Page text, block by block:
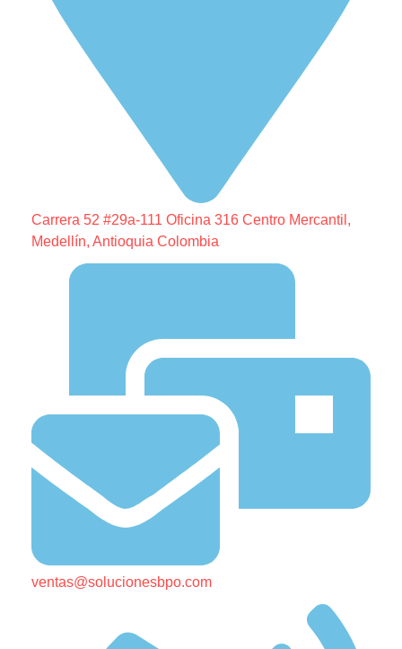
Carrera 52 #29a-111 Oficina 316 Centro Mercantil,
Medellín, Antioquia Colombia
ventas@solucionesbpo.com